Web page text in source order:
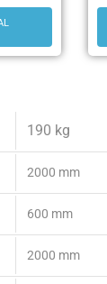
190 kg
2000 mm
600 mm
2000 mm